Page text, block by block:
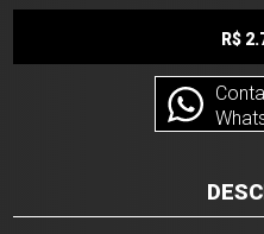
R$